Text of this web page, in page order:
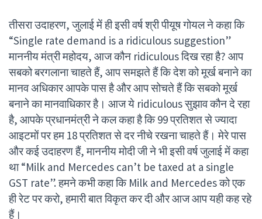
तीसरा उदाहरण, जुलाई में ही इसी वर्ष श्री पीयूष गोयल ने कहा कि
“Single rate demand is a ridiculous suggestion”
माननीय मंत्री महोदय, आज कौन ridiculous दिख रहा है? आप
सबको बरगलाना चाहते हैं, आप समझते हैं कि देश को मूर्ख बनाने का
मानव अधिकार आपके पास है और आप सोचते हैं कि सबको मूर्ख
बनाने का मानवाधिकार है। आज ये ridiculous सुझाव कौन दे रहा
है, आपके प्रधानमंत्री ने कल कहा है कि 99 प्रतिशत से ज्यादा
आइटमों पर हम 18 प्रतिशत से दर नीचे रखना चाहते हैं। मेरे पास
और कई उदाहरण हैं, माननीय मोदी जी ने भी इसी वर्ष जुलाई में कहा
था “Milk and Mercedes can’t be taxed at a single
GST rate”. हमने कभी कहा कि Milk and Mercedes को एक
ही रेट पर करो, हमारी बात विकृत कर दी और आज आप यही कह रहे
हैं।